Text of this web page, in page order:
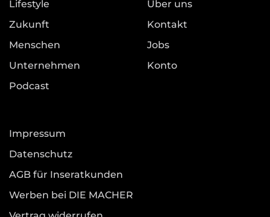
Lifestyle
Zukunft
Menschen
Unternehmen
Podcast
Über uns
Kontakt
Jobs
Konto
Impressum
Datenschutz
AGB für Inseratkunden
Werben bei DIE MACHER